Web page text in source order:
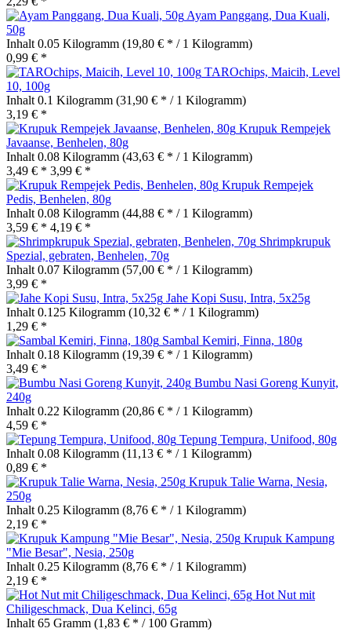
Ayam Panggang, Dua Kuali,
50g
Inhalt 0.05 Kilogramm (19,80 € * / 1 Kilogramm)
0,99 € *
TAROchips, Maicih, Level
10, 100g
Inhalt 0.1 Kilogramm (31,90 € * / 1 Kilogramm)
3,19 € *
Krupuk Rempejek
Javaanse, Benhelen, 80g
Inhalt 0.08 Kilogramm (43,63 € * / 1 Kilogramm)
3,49 € * 3,99 € *
Krupuk Rempejek
Pedis, Benhelen, 80g
Inhalt 0.08 Kilogramm (44,88 € * / 1 Kilogramm)
3,59 € * 4,19 € *
Shrimpkrupuk
Spezial, gebraten, Benhelen, 70g
Inhalt 0.07 Kilogramm (57,00 € * / 1 Kilogramm)
3,99 € *
Jahe Kopi Susu, Intra, 5x25g
Inhalt 0.125 Kilogramm (10,32 € * / 1 Kilogramm)
1,29 € *
Sambal Kemiri, Finna, 180g
Inhalt 0.18 Kilogramm (19,39 € * / 1 Kilogramm)
3,49 € *
Bumbu Nasi Goreng Kunyit,
240g
Inhalt 0.22 Kilogramm (20,86 € * / 1 Kilogramm)
4,59 € *
Tepung Tempura, Unifood, 80g
Inhalt 0.08 Kilogramm (11,13 € * / 1 Kilogramm)
0,89 € *
Krupuk Talie Warna, Nesia,
250g
Inhalt 0.25 Kilogramm (8,76 € * / 1 Kilogramm)
2,19 € *
Krupuk Kampung
"Mie Besar", Nesia, 250g
Inhalt 0.25 Kilogramm (8,76 € * / 1 Kilogramm)
2,19 € *
Hot Nut mit
Chiligeschmack, Dua Kelinci, 65g
Inhalt 65 Gramm (1,83 € * / 100 Gramm)